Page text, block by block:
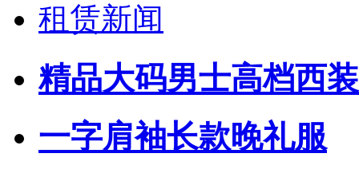
租赁新闻
精品大码男士高档西
一字肩袖长款晚礼服